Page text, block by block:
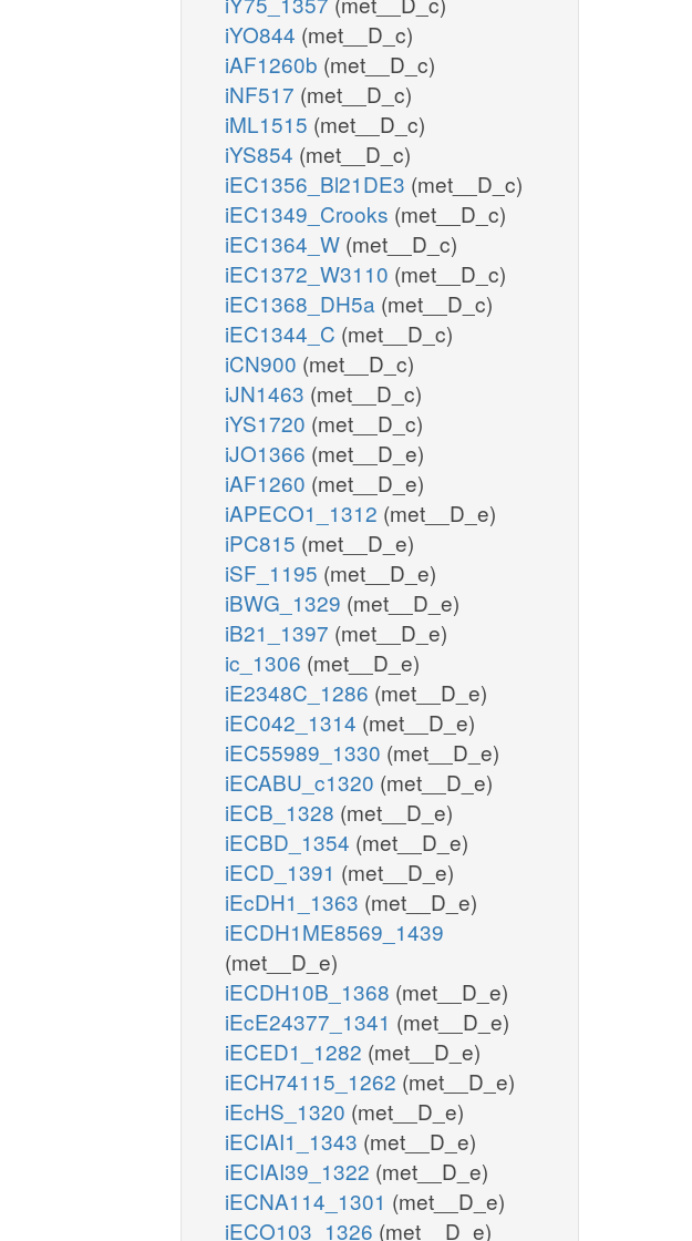
iYO844 (met__D_c)
iAF1260b (met__D_c)
iNF517 (met__D_c)
iML1515 (met__D_c)
iYS854 (met__D_c)
iEC1356_Bl21DE3 (met__D_c)
iEC1349_Crooks (met__D_c)
iEC1364_W (met__D_c)
iEC1372_W3110 (met__D_c)
iEC1368_DH5a (met__D_c)
iEC1344_C (met__D_c)
iCN900 (met__D_c)
iJN1463 (met__D_c)
iYS1720 (met__D_c)
iJO1366 (met__D_e)
iAF1260 (met__D_e)
iAPECO1_1312 (met__D_e)
iPC815 (met__D_e)
iSF_1195 (met__D_e)
iBWG_1329 (met__D_e)
iB21_1397 (met__D_e)
ic_1306 (met__D_e)
iE2348C_1286 (met__D_e)
iEC042_1314 (met__D_e)
iEC55989_1330 (met__D_e)
iECABU_c1320 (met__D_e)
iECB_1328 (met__D_e)
iECBD_1354 (met__D_e)
iECD_1391 (met__D_e)
iEcDH1_1363 (met__D_e)
iECDH1ME8569_1439
(met__D_e)
iECDH10B_1368 (met__D_e)
iEcE24377_1341 (met__D_e)
iECED1_1282 (met__D_e)
iECH74115_1262 (met__D_e)
iEcHS_1320 (met__D_e)
iECIAI1_1343 (met__D_e)
iECIAI39_1322 (met__D_e)
iECNA114_1301 (met__D_e)
iECO103_1326 (met__D_e)